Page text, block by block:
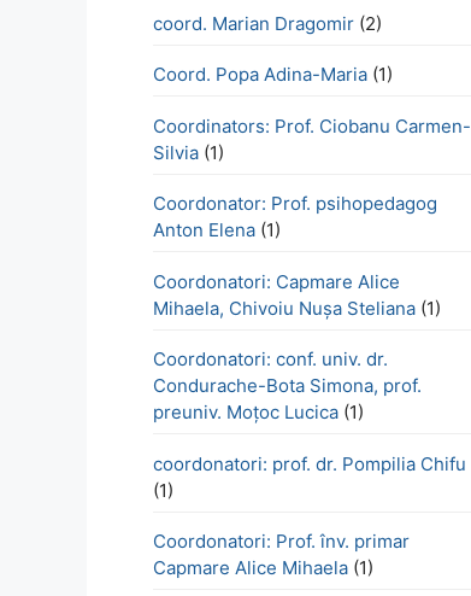
coord. Marian Dragomir (2)
Coord. Popa Adina-Maria (1)
Coordinators: Prof. Ciobanu Carmen-
Silvia (1)
Coordonator: Prof. psihopedagog
Anton Elena (1)
Coordonatori: Capmare Alice
Mihaela, Chivoiu Nușa Steliana (1)
Coordonatori: conf. univ. dr.
Condurache-Bota Simona, prof.
preuniv. Moțoc Lucica (1)
coordonatori: prof. dr. Pompilia Chifu
(1)
Coordonatori: Prof. înv. primar
Capmare Alice Mihaela (1)